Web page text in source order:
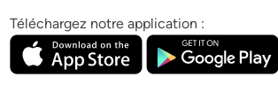
Téléchargez notre application :